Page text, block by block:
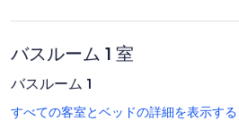
ス
バスルーム 1 室
バスルーム 1
すべての客室とベッドの詳細を表示する